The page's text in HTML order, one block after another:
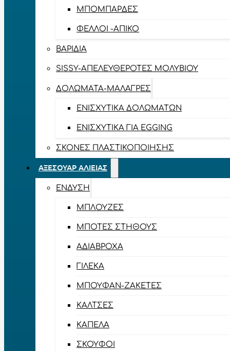
ΜΠΟΜΠΆΡΔΕΣ
ΦΕΛΛΟΊ -ΑΠΊΚΟ
ΒΑΡΊΔΙΑ
SISSY-ΑΠΕΛΕΥΘΕΡΟΤΈΣ ΜΟΛΥΒΙΟΎ
ΔΟΛΏΜΑΤΑ-ΜΑΛΆΓΡΕΣ
ΕΝΙΣΧΥΤΙΚΆ ΔΟΛΩΜΆΤΩΝ
ΕΝΙΣΧΥΤΙΚΆ ΓΙΑ EGGING
ΣΚΌΝΕΣ ΠΛΑΣΤΙΚΟΠΟΊΗΣΗΣ
ΑΞΕΣΟΥΆΡ ΑΛΙΕΊΑΣ
ΈΝΔΥΣΗ
ΜΠΛΟΎΖΕΣ
ΜΠΌΤΕΣ ΣΤΉΘΟΥΣ
ΑΔΙΆΒΡΟΧΑ
ΓΙΛΈΚΑ
ΜΠΟΥΦΆΝ-ΖΑΚΈΤΕΣ
ΚΆΛΤΣΕΣ
ΚΑΠΈΛΑ
ΣΚΟΎΦΟΙ